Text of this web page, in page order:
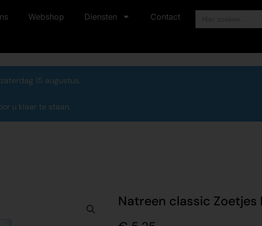
Webshop Diensten Contact
Zoek
15 augustus.
u klaar te staan.
Natreen classic